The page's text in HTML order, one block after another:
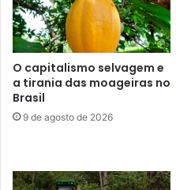
O capitalismo selvagem e
a tirania das moageiras no
Brasil
9 de agosto de 2026